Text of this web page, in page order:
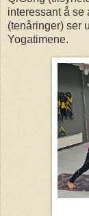
interessant å se
(tenåringer) ser
Yogatimene.